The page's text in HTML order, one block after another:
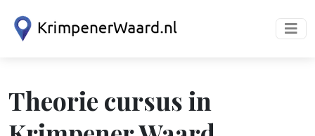
Theorie cursus in